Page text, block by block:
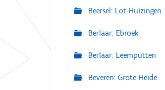
Beersel: Lot-Huizingen
Berlaar: Ebroek
Berlaar: Leemputten
Beveren: Grote Heide